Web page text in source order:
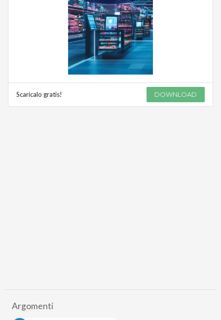
Scaricalo gratis! DOWNLOAD
Argomenti